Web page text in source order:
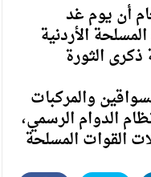
أن يوم غد
الأردنية
ذكرى الثورة
والمركبات
الدوام الرسمي،
القوات المسلحة